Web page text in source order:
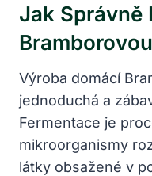
Jak Správně
Výroba domácí
jednoduchá a
Fermentace je
mikroorganismy
látky obsažené v